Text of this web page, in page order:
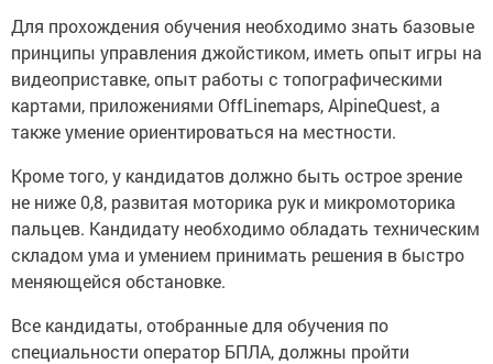
Для прохождения обучения необходимо знать базовые
принципы управления джойстиком, иметь опыт игры на
видеоприставке, опыт работы с топографическими
картами, приложениями OffLinemaps, AlpineQuest, а
также умение ориентироваться на местности.
Кроме того, у кандидатов должно быть острое зрение
не ниже 0,8, развитая моторика рук и микромоторика
пальцев. Кандидату необходимо обладать техническим
складом ума и умением принимать решения в быстро
меняющейся обстановке.
Все кандидаты, отобранные для обучения по
специальности оператор БПЛА, должны пройти